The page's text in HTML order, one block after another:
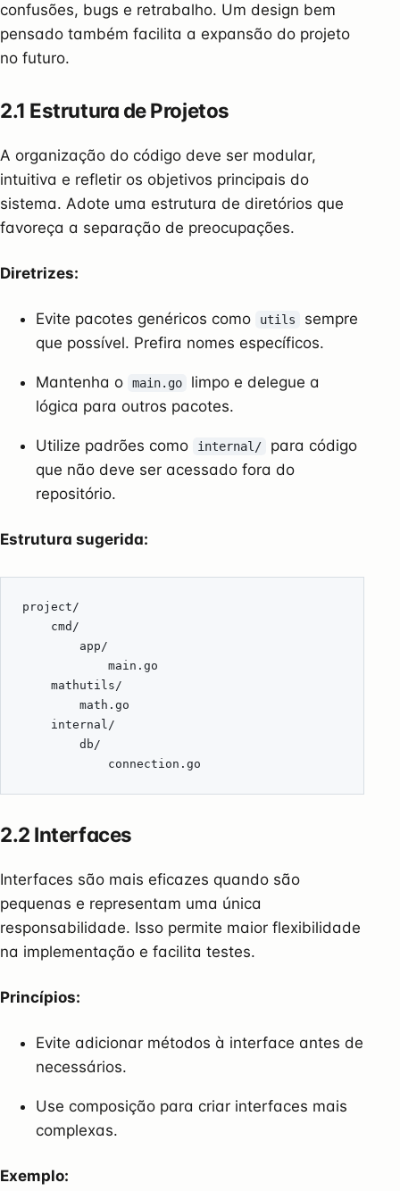
confusões, bugs e retrabalho. Um design bem
pensado também facilita a expansão do projeto
no futuro.
2.1 Estrutura de Projetos
A organização do código deve ser modular,
intuitiva e refletir os objetivos principais do
sistema. Adote uma estrutura de diretórios que
favoreça a separação de preocupações.
Diretrizes:
Evite pacotes genéricos como utils
sempre
que possível. Prefira nomes específicos.
Mantenha o main.go
limpo e delegue a
lógica para outros pacotes.
Utilize padrões como internal/
para código
que não deve ser acessado fora do
repositório.
Estrutura sugerida:
2.2 Interfaces
Interfaces são mais eficazes quando são
pequenas e representam uma única
responsabilidade. Isso permite maior flexibilidade
na implementação e facilita testes.
Princípios:
Evite adicionar métodos à interface antes de
necessários.
Use composição para criar interfaces mais
complexas.
Exemplo: